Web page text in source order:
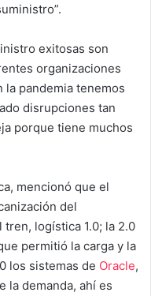
exitosas son
organizaciones
pandemia tenemos
disrupciones tan
porque tiene muchos
mencionó que el
del
logística 1.0; la 2.0
permitió la carga y la
los sistemas de Oracle,
la demanda, ahí es